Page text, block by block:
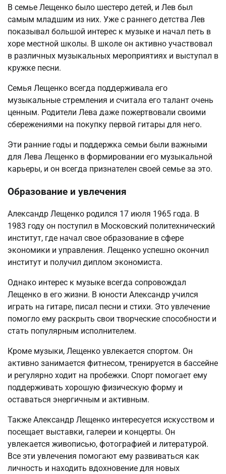
В семье Лещенко было шестеро детей, и Лев был
самым младшим из них. Уже с раннего детства Лев
показывал большой интерес к музыке и начал петь в
хоре местной школы. В школе он активно участвовал
в различных музыкальных мероприятиях и выступал в
кружке песни.
Семья Лещенко всегда поддерживала его
музыкальные стремления и считала его талант очень
ценным. Родители Лева даже пожертвовали своими
сбережениями на покупку первой гитары для него.
Эти ранние годы и поддержка семьи были важными
для Лева Лещенко в формировании его музыкальной
карьеры, и он всегда признателен своей семье за это.
Образование и увлечения
Александр Лещенко родился 17 июля 1965 года. В
1983 году он поступил в Московский политехнический
институт, где начал свое образование в сфере
экономики и управления. Лещенко успешно окончил
институт и получил диплом экономиста.
Однако интерес к музыке всегда сопровождал
Лещенко в его жизни. В юности Александр учился
играть на гитаре, писал песни и стихи. Это увлечение
помогло ему раскрыть свои творческие способности и
стать популярным исполнителем.
Кроме музыки, Лещенко увлекается спортом. Он
активно занимается фитнесом, тренируется в бассейне
и регулярно ходит на пробежки. Спорт помогает ему
поддерживать хорошую физическую форму и
оставаться энергичным и активным.
Также Александр Лещенко интересуется искусством и
посещает выставки, галереи и концерты. Он
увлекается живописью, фотографией и литературой.
Все эти увлечения помогают ему развиваться как
личность и находить вдохновение для новых